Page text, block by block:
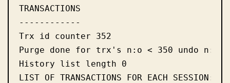
TRANSACTIONS
------------
Trx id counter 352
Purge done for trx's n:o < 350 undo
History list length 0
LIST OF TRANSACTIONS FOR EACH SESSION: